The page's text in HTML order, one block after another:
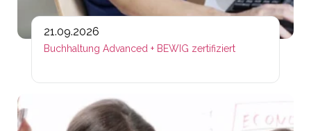
21.09.2026
Buchhaltung Advanced + BEWIG zertifiziert